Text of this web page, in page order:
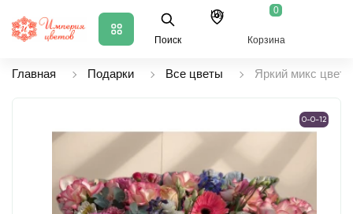
Поиск
Шу 0
Корзина
Главная Подарки Все цветы Яркий микс
0-0-12